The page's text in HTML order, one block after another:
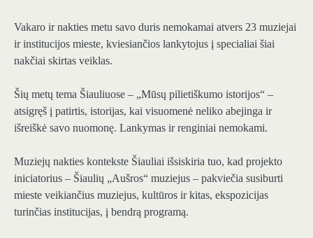
Vakaro ir nakties metu savo duris nemokamai atvers 23 muziejai
ir institucijos mieste, kviesiančios lankytojus į specialiai šiai
nakčiai skirtas veiklas.
Šių metų tema Šiauliuose – „Mūsų pilietiškumo istorijos“ –
atsigręš į patirtis, istorijas, kai visuomenė neliko abejinga ir
išreiškė savo nuomonę. Lankymas ir renginiai nemokami.
Muziejų nakties kontekste Šiauliai išsiskiria tuo, kad projekto
iniciatorius – Šiaulių „Aušros“ muziejus – pakviečia susiburti
mieste veikiančius muziejus, kultūros ir kitas, ekspozicijas
turinčias institucijas, į bendrą programą.